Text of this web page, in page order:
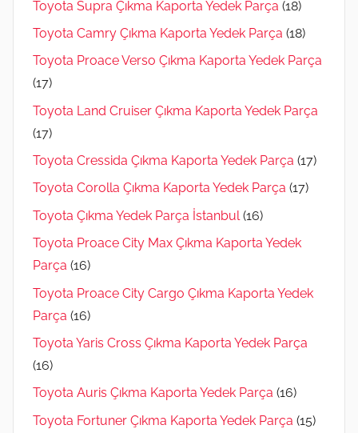
Toyota Supra Çıkma Kaporta Yedek Parça (18)
Toyota Camry Çıkma Kaporta Yedek Parça (18)
Toyota Proace Verso Çıkma Kaporta Yedek Parça
(17)
Toyota Land Cruiser Çıkma Kaporta Yedek Parça
(17)
Toyota Cressida Çıkma Kaporta Yedek Parça (17)
Toyota Corolla Çıkma Kaporta Yedek Parça (17)
Toyota Çıkma Yedek Parça İstanbul (16)
Toyota Proace City Max Çıkma Kaporta Yedek
Parça (16)
Toyota Proace City Cargo Çıkma Kaporta Yedek
Parça (16)
Toyota Yaris Cross Çıkma Kaporta Yedek Parça
(16)
Toyota Auris Çıkma Kaporta Yedek Parça (16)
Toyota Fortuner Çıkma Kaporta Yedek Parça (15)